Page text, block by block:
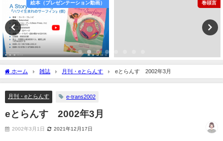
絵本（プレゼンテーション動画） 巻頭言
ホーム 雑誌 月刊・eとらんす eとらんす 2002年3月
月刊・eとらんす e-trans2002
eとらんす 2002年3月
2002年3月1日 2021年12月17日